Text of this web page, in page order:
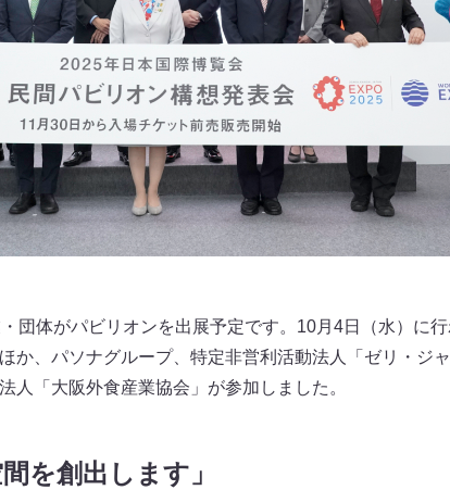
団体がパビリオンを出展予定です。10月4日（水）に
か、パソナグループ、特定非営利活動法人「ゼリ・ジ
人「大阪外食産業協会」が参加しました。
を創出します」